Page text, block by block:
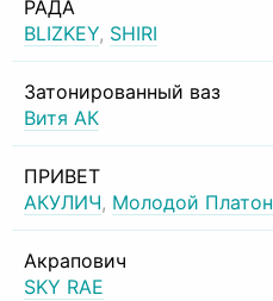
РАДА
BLIZKEY, SHIRI
Затонированный ваз
Витя АК
ПРИВЕТ
АКУЛИЧ, Молодой Платон
Акрапович
SKY RAE